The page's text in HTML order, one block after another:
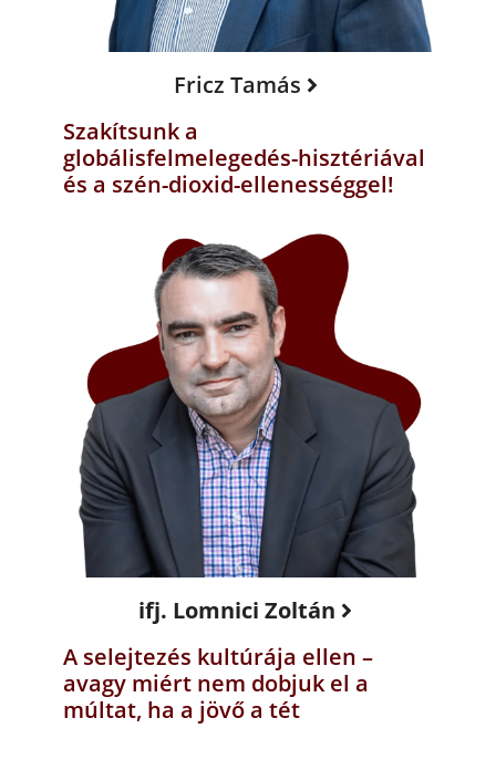
Fricz Tamás
Szakítsunk a
globálisfelmelegedés-hisztériával
és a szén-dioxid-ellenességgel!
ifj. Lomnici Zoltán
A selejtezés kultúrája ellen –
avagy miért nem dobjuk el a
múltat, ha a jövő a tét